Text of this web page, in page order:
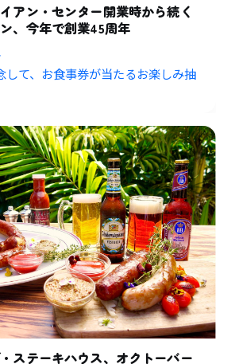
アン・センター開業時から続く
、今年で創業45周年
して、お食事券が当たるお楽しみ抽
ステーキハウス、オクトーバー